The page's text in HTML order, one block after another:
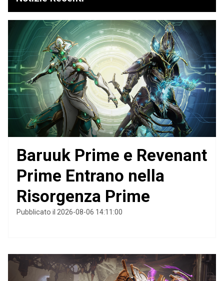
Baruuk Prime e Revenant
Prime Entrano nella
Risorgenza Prime
Pubblicato il 2026-08-06 14:11:00